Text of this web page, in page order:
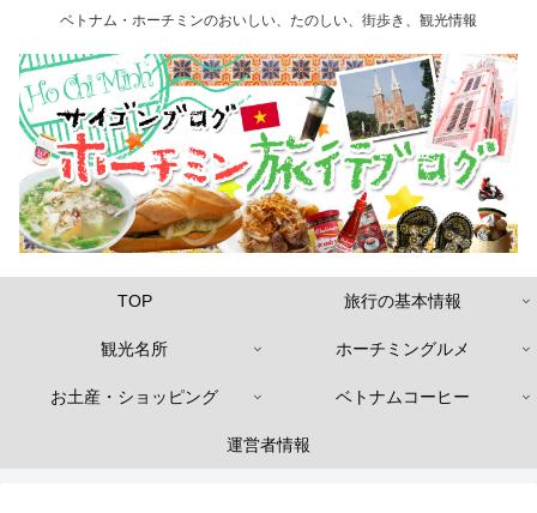
ベトナム・ホーチミンのおいしい、たのしい、街歩き、観光情報
TOP 旅行の基本情報
観光名所 ホーチミングルメ
お土産・ショッピング ベトナムコーヒー
運営者情報